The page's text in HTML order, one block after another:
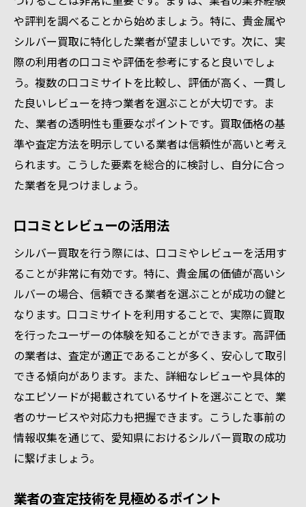
や評判を調べることから始めましょう。特に、貴金属や
シルバー買取に特化した業者が望ましいです。次に、実
際の利用者の口コミや評価を参考にすると良いでしょ
う。複数の口コミサイトを比較し、評価が高く、一貫し
た良いレビューを持つ業者を選ぶことが大切です。ま
た、業者の透明性も重要なポイントです。買取価格の基
準や査定方法を明示している業者は信頼性が高いと考え
られます。こうした要素を総合的に検討し、自分に合っ
た業者を見つけましょう。
口コミとレビューの活用法
シルバー買取を行う際には、口コミやレビューを活用す
ることが非常に有効です。特に、貴金属の価値が高いシ
ルバーの場合、信頼できる業者を選ぶことが成功の鍵と
なります。口コミサイトを利用することで、実際に買取
を行ったユーザーの体験を知ることができます。高評価
の業者は、査定が適正であることが多く、安心して取引
できる傾向があります。また、詳細なレビューや具体的
なエピソードが掲載されているサイトを選ぶことで、業
者のサービスや対応力も把握できます。こうした事前の
情報収集を通じて、愛知県におけるシルバー買取の成功
に繋げましょう。
業者の査定技術を見極めるポイント